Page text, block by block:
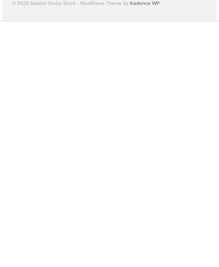
© 2026 Bardzo Gruby Smok - WordPress Theme by Kadence WP